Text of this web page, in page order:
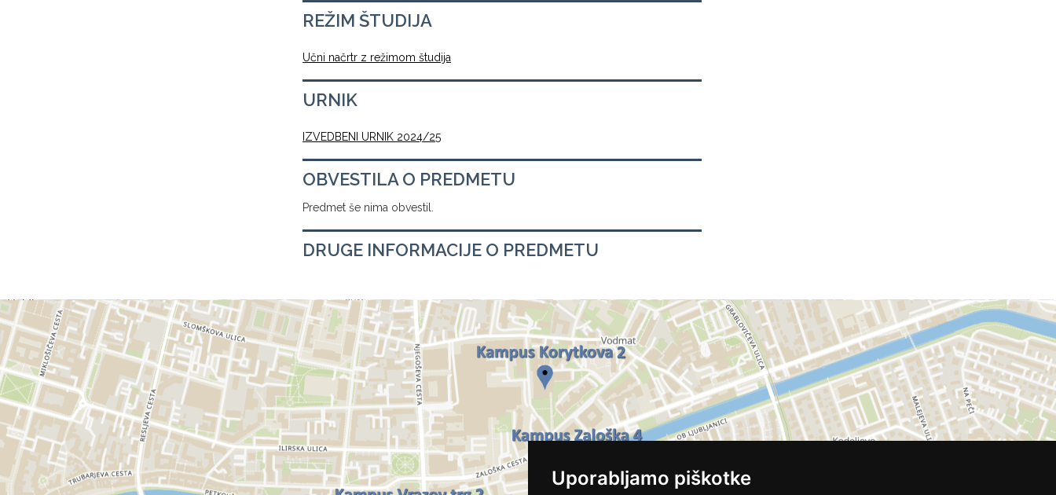
Uporabljamo piškotke
REŽIM ŠTUDIJA
Učni načrtr z režimom študija
URNIK
IZVEDBENI URNIK 2024/25
OBVESTILA O PREDMETU
Predmet še nima obvestil.
DRUGE INFORMACIJE O PREDMETU